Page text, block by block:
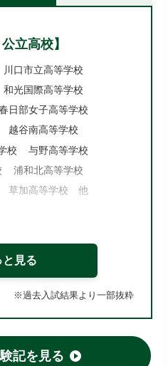
立高校】
川口市立高等学校
和光国際高等学校
日部女子高等学校
越谷南高等学校
校
与野高等学校
浦和北高等学校
草加高等学校 他
川越東高等学校
狭山ヶ丘高等学校
学校
浦和麗明高等学校
等学校
埼玉栄高等学校
高等学校(国立)
花咲徳栄高等学校
と見る
※過去入試結果より一部抜粋
記を見る